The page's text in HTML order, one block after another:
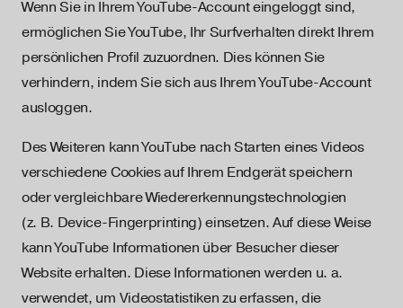
Wenn Sie in Ihrem YouTube-Account eingeloggt sind,
ermöglichen Sie YouTube, Ihr Surfverhalten direkt Ihrem
persönlichen Profil zuzuordnen. Dies können Sie
verhindern, indem Sie sich aus Ihrem YouTube-Account
ausloggen.
Des Weiteren kann YouTube nach Starten eines Videos
verschiedene Cookies auf Ihrem Endgerät speichern
oder vergleichbare Wiedererkennungstechnologien
(z. B. Device-Fingerprinting) einsetzen. Auf diese Weise
kann YouTube Informationen über Besucher dieser
Website erhalten. Diese Informationen werden u. a.
verwendet, um Videostatistiken zu erfassen, die